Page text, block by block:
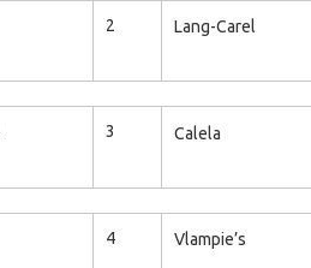
2 Lang-Carel
3 Calela
4 Vlampie’s